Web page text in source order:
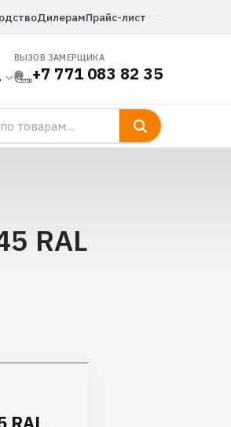
ДилерамПрайс-лист
ВЫЗОВ ЗАМЕРЩИКА
+7 771 083 82 35
RAL